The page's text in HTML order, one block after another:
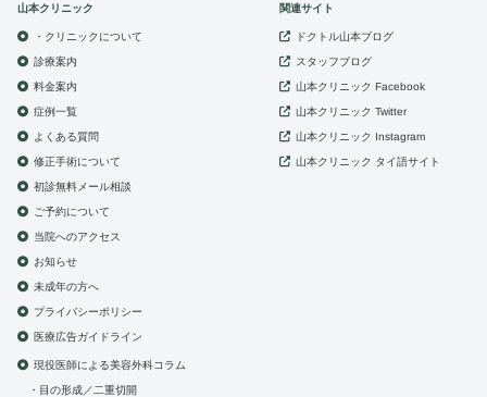
山本クリニック
・クリニックについて
診療案内
料金案内
症例一覧
よくある質問
修正手術について
初診無料メール相談
ご予約について
当院へのアクセス
お知らせ
未成年の方へ
プライバシーポリシー
医療広告ガイドライン
現役医師による美容外科コラム
目の形成／二重切開
関連サイト
ドクトル山本ブログ
スタッフブログ
山本クリニック Facebook
山本クリニック Twitter
山本クリニック Instagram
山本クリニック タイ語サイト